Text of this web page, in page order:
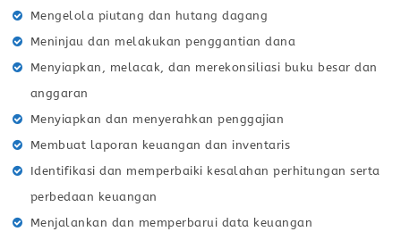
Mengelola piutang dan hutang dagang
Meninjau dan melakukan penggantian dana
Menyiapkan, melacak, dan merekonsiliasi buku besar dan
anggaran
Menyiapkan dan menyerahkan penggajian
Membuat laporan keuangan dan inventaris
Identifikasi dan memperbaiki kesalahan perhitungan serta
perbedaan keuangan
Menjalankan dan memperbarui data keuangan